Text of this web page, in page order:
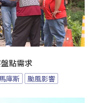
點需求
庫斯 颱風影響